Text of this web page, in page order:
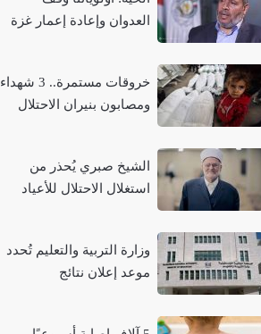
العدوان وإعادة إعمار غزة
خروقات مستمرة.. 3 شهداء
ومصابون بنيران الاحتلال
الشيخ صبري يُحذر من
استغلال الاحتلال للأعياد
وزارة التربية والتعليم تُحدد
موعد إعلان نتائج